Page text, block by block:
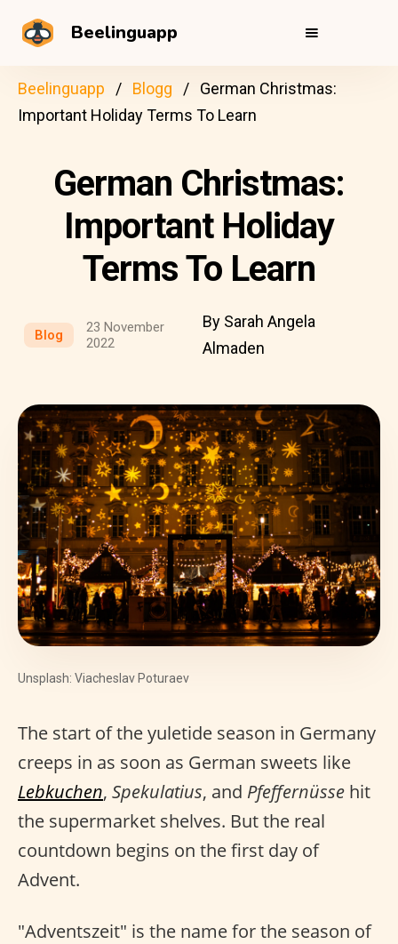
Beelinguapp
Beelinguapp Blogg
German Christmas:
Important Holiday Terms To Learn
German Christmas:
Important Holiday
Terms To Learn
Blog
23 November
2022
By Sarah Angela
Almaden
Unsplash: Viacheslav Poturaev
The start of the yuletide season in Germany
creeps in as soon as German sweets like
Lebkuchen, Spekulatius, and Pfeffernüsse hit
the supermarket shelves. But the real
countdown begins on the first day of
Advent.
"Adventszeit" is the name for the season of